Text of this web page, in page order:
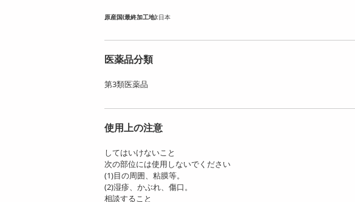
原産国(最終加工地):日本
医薬品分類
第3類医薬品
使用上の注意
してはいけないこと
次の部位には使用しないでください
(1)目の周囲、粘膜等。
(2)湿疹、かぶれ、傷口。
相談すること